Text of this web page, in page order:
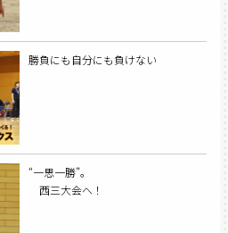
勝負にも自分にも負けない
“一思一勝”。
西三大会へ！